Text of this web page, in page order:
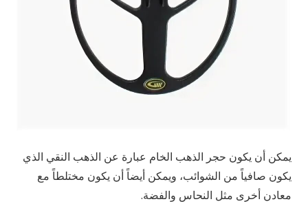
يمكن أن يكون حجر الذهب الخام عبارة عن الذهب النقي الذي
يكون صافياً من الشوائب، ويمكن أيضاً أن يكون مختلطاً مع
معادن أخرى مثل النحاس والفضة.